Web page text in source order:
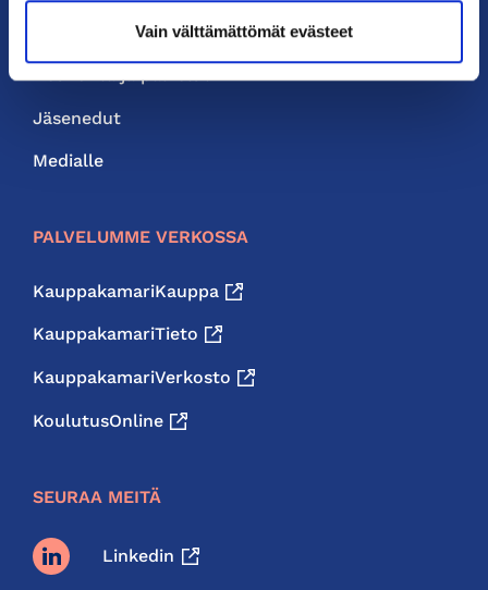
Vain välttämättömät evästeet
Liity jäseneksi
Neuvonta ja palvelut
Jäsenedut
Medialle
PALVELUMME VERKOSSA
KauppakamariKauppa
KauppakamariTieto
KauppakamariVerkosto
KoulutusOnline
SEURAA MEITÄ
Linkedin